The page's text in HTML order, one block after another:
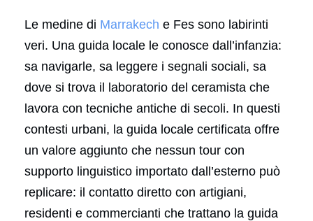
Le medine di Marrakech e Fes sono labirinti
veri. Una guida locale le conosce dall’infanzia:
sa navigarle, sa leggere i segnali sociali, sa
dove si trova il laboratorio del ceramista che
lavora con tecniche antiche di secoli. In questi
contesti urbani, la guida locale certificata offre
un valore aggiunto che nessun tour con
supporto linguistico importato dall’esterno può
replicare: il contatto diretto con artigiani,
residenti e commercianti che trattano la guida